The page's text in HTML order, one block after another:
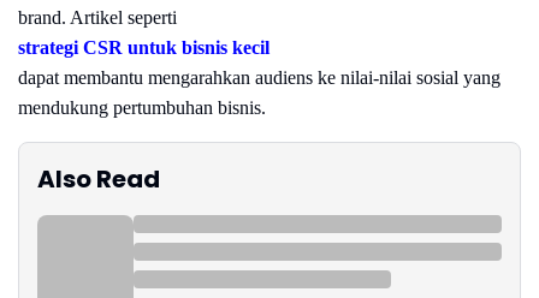
brand. Artikel seperti
strategi CSR untuk bisnis kecil
dapat membantu mengarahkan audiens ke nilai-nilai sosial yang
mendukung pertumbuhan bisnis.
Also Read